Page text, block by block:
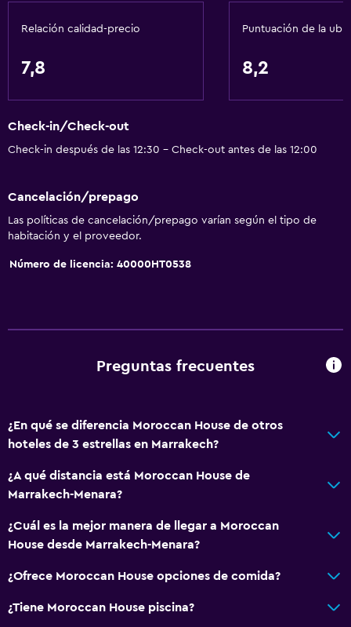
Baño turco
Servicio de habitaciones
Baño
Ducha
Bidé
Secador de pelo
Desayuno en la habitación
La comida se puede entregar en el alojamiento
Comedor
Wifi gratis
Artículos de aseo gratis
Relación calidad-precio
7,8
Puntuación de la
8,2
Check-in/Check-out
Check-in después de las 12:30 - Check-out antes de las 12:00
Cancelación/prepago
Las políticas de cancelación/prepago varían según el tipo de
habitación y el proveedor.
Número de licencia: 40000HT0538
Preguntas frecuentes
¿En qué se diferencia Moroccan House de otros
hoteles de 3 estrellas en Marrakech?
¿A qué distancia está Moroccan House de
Marrakech-Menara?
¿Cuál es la mejor manera de llegar a Moroccan
House desde Marrakech-Menara?
¿Ofrece Moroccan House opciones de comida?
¿Tiene Moroccan House piscina?